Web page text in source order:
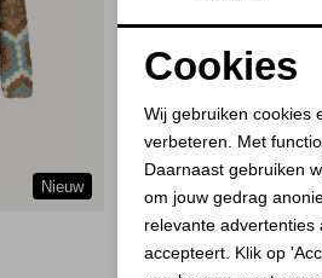
Nieuw
GEISHA
Vest bad sleeve 10 off-
Analytische
Cookies
Wij gebruiken cookies
verbeteren. Met
Daarnaast gebruiken
om jouw gedrag
relevante advertenties
accepteert. Klik op